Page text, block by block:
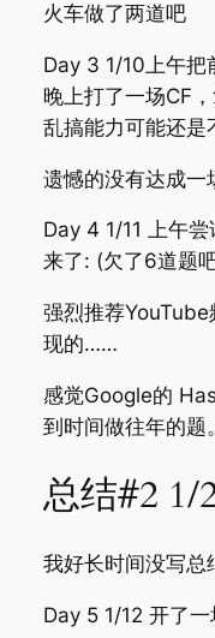
火车做了两道吧
Day 3 1/10上午把
晚上打了一场CF
乱搞能力可能还是
遗憾的没有达成一
Day 4 1/11 上午
来了: (欠了6道题
强烈推荐YouTube
现的……
感觉Google的
到时间做往年的题
总结#2 1/
我好长时间没写总
Day 5 1/12 开了一